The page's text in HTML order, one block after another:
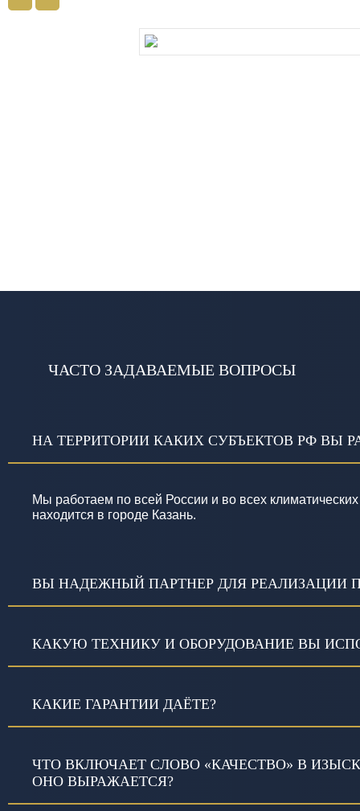
ЧАСТО ЗАДАВАЕМЫЕ ВОПРОСЫ
НА ТЕРРИТОРИИ КАКИХ СУБЪЕКТОВ РФ ВЫ
Мы работаем по всей России и во всех
находится в городе Казань.
ВЫ НАДЕЖНЫЙ ПАРТНЕР ДЛЯ РЕАЛИЗАЦИИ
КАКУЮ ТЕХНИКУ И ОБОРУДОВАНИЕ ВЫ
КАКИЕ ГАРАНТИИ ДАЁТЕ?
ЧТО ВКЛЮЧАЕТ СЛОВО «КАЧЕСТВО» В
ОНО ВЫРАЖАЕТСЯ?